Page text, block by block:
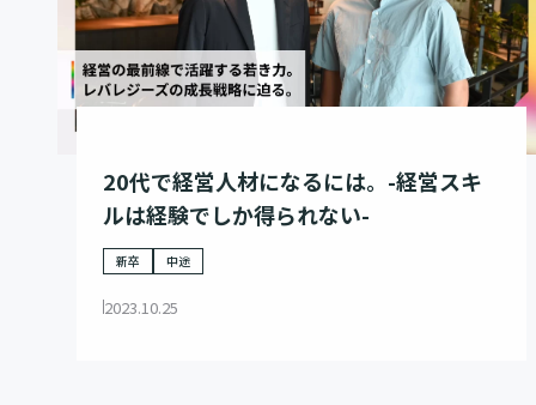
20代で経営人材になるには。-経営スキ
ルは経験でしか得られない-
新卒 中途
2023.10.25